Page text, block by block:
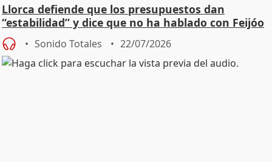
Llorca defiende que los presupuestos dan
“estabilidad” y dice que no ha hablado con Feijóo
Sonido Totales 22/07/2026